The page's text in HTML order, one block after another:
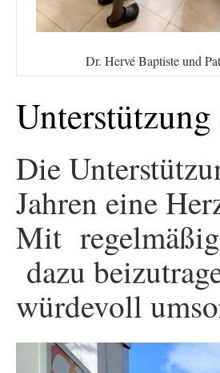
Dr. Hervé Baptiste und
Die
Jahren eine
Mit
dazu
würdevoll